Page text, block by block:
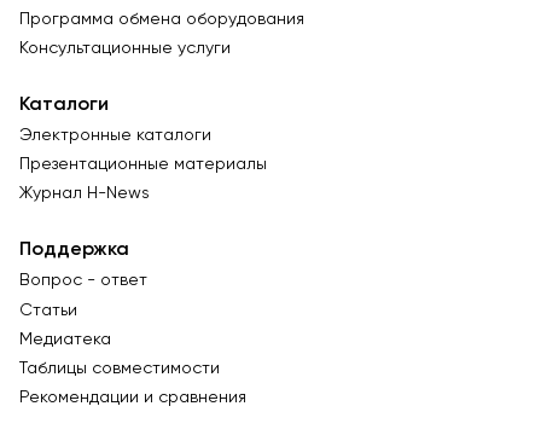
Программа обмена оборудования
Консультационные услуги
Каталоги
Электронные каталоги
Презентационные материалы
Журнал Н-News
Поддержка
Вопрос - ответ
Статьи
Медиатека
Таблицы совместимости
Рекомендации и сравнения